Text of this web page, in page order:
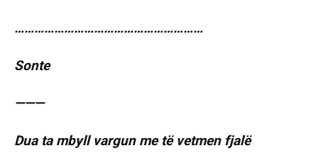
…………………………………………………
Sonte
———
Dua ta mbyll vargun me të vetmen fjalë